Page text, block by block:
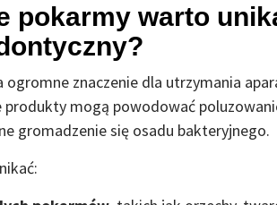
pokarmy warto
ogromne znaczenie dla utrzymania
produkty mogą powodować
gromadzenie się osadu bakteryjnego.